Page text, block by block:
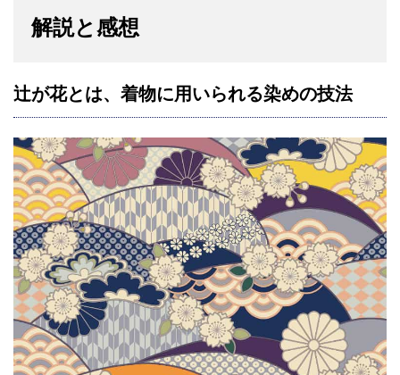
解説と感想
辻が花とは、着物に用いられる染めの技法